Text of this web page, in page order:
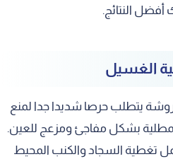
أفضل النتائج.
الغسيل
يتطلب حرصا شديدا جدا لمنع
المطلية بشكل مفاجئ ومزعج للعين.
تغطية السجاد والكنب المحيط